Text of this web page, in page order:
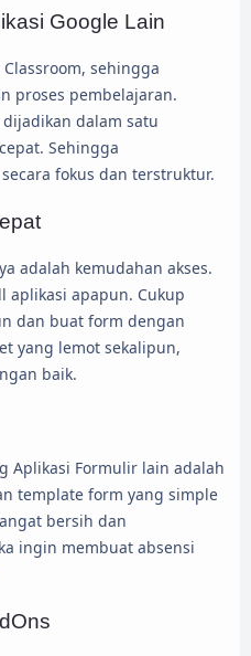
Google Lain
sehingga
proses pembelajaran.
dalam satu
Sehingga
fokus dan terstruktur.
adalah kemudahan akses.
aplikasi apapun. Cukup
dan buat form dengan
yang lemot sekalipun,
baik.
Aplikasi Formulir lain adalah
template form yang simple
bersih dan
ingin membuat absensi